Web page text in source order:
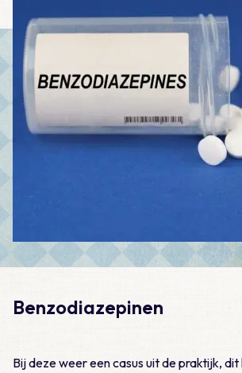
Benzodiazepinen
Bij deze weer een casus uit de praktijk,